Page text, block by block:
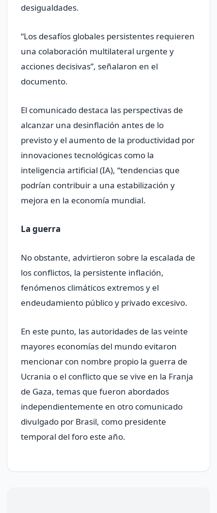
desigualdades.
“Los desafíos globales persistentes requieren
una colaboración multilateral urgente y
acciones decisivas”, señalaron en el
documento.
El comunicado destaca las perspectivas de
alcanzar una desinflación antes de lo
previsto y el aumento de la productividad por
innovaciones tecnológicas como la
inteligencia artificial (IA), “tendencias que
podrían contribuir a una estabilización y
mejora en la economía mundial.
La guerra
No obstante, advirtieron sobre la escalada de
los conflictos, la persistente inflación,
fenómenos climáticos extremos y el
endeudamiento público y privado excesivo.
En este punto, las autoridades de las veinte
mayores economías del mundo evitaron
mencionar con nombre propio la guerra de
Ucrania o el conflicto que se vive en la Franja
de Gaza, temas que fueron abordados
independientemente en otro comunicado
divulgado por Brasil, como presidente
temporal del foro este año.